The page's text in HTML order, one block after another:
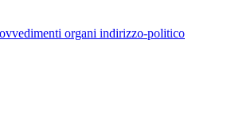
organi indirizzo-politico